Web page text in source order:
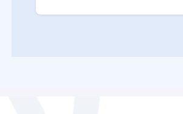
değilsiniz. Geleneksel yayıncılığın